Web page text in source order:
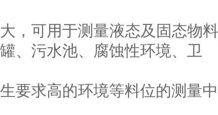
大，可用于测量液态及固态物
罐、污水池、腐蚀性环境、卫
生要求高的环境等料位的测量